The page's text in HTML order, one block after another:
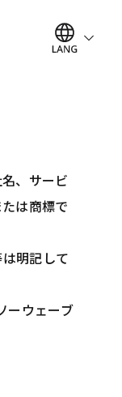
、サービ
は商標で
明記して
ーウェーブ